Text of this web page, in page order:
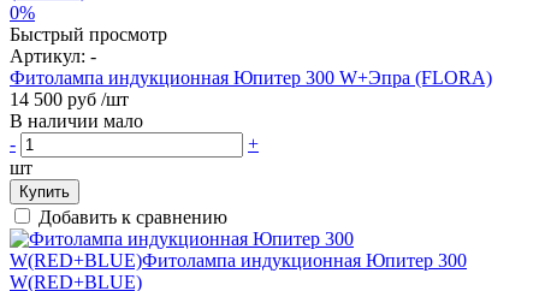
0%
Быстрый просмотр
Артикул: -
Фитолампа индукционная Юпитер 300 W+Эпра (FLORA)
14 500 руб /шт
В наличии мало
-
+
шт
Купить
Добавить к сравнению